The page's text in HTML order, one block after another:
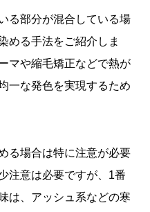
る部分が混合している場
める手法をご紹介しま
マや縮毛矯正などで熱が
一な発色を実現するため
る場合は特に注意が必要
注意は必要ですが、1番
は、アッシュ系などの寒